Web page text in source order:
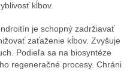
kĺbov.
je schopný zadržiavať
zaťaženie kĺbov. Zvyšuje
Podieľa sa na biosyntéze
regeneračné procesy. Chráni